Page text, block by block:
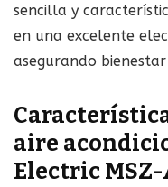
sencilla y
en una excelente
asegurando
aire
Electric MSZ-